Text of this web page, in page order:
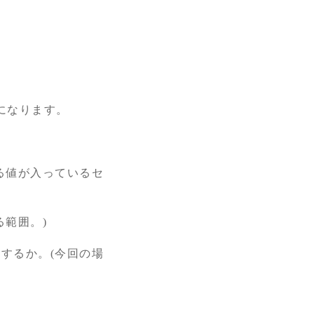
なります。
が入っているセ
範囲。)
るか。(今回の場